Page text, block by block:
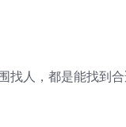
找人，都是能找到